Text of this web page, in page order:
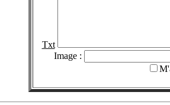
Txt
Image :